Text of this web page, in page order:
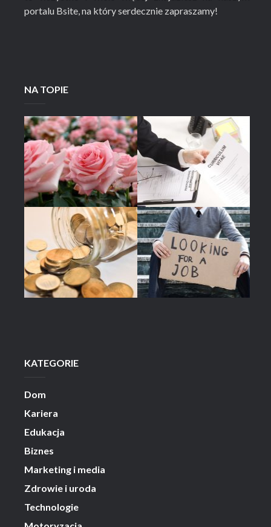
portalu Bsite, na który serdecznie zapraszamy!
NA TOPIE
KATEGORIE
Dom
Kariera
Edukacja
Biznes
Marketing i media
Zdrowie i uroda
Technologie